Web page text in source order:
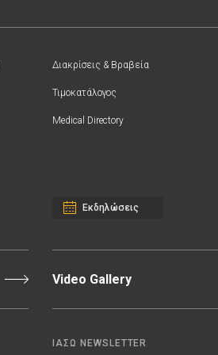
Διακρίσεις & Βραβεία
Τιμοκατάλογος
Medical Directory
Εκδηλώσεις
Video Gallery
ΙΑΣΩ NEWSLETTER